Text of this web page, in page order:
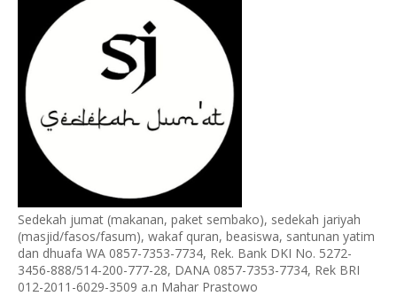
Sedekah jumat (makanan, paket sembako), sedekah jariyah
(masjid/fasos/fasum), wakaf quran, beasiswa, santunan yatim
dan dhuafa WA 0857-7353-7734, Rek. Bank DKI No. 5272-
3456-888/514-200-777-28, DANA 0857-7353-7734, Rek BRI
012-2011-6029-3509 a.n Mahar Prastowo